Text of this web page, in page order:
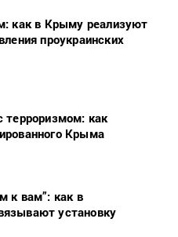
как в Крыму реализуют
проукраинских
терроризмом: как
Крыма
к вам”: как в
установку